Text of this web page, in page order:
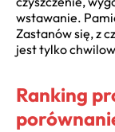
wstawanie.
Zastanów się, z
jest tylko
Ranking